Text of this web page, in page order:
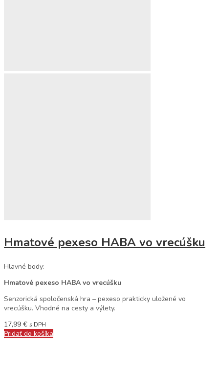
Hmatové pexeso HABA vo vrecúšku
Hlavné body:
Hmatové pexeso HABA vo vrecúšku
Senzorická spoločenská hra – pexeso prakticky uložené vo
vrecúšku. Vhodné na cesty a výlety.
17,99 € s DPH
Pridať do košíka